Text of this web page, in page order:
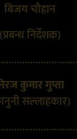
बिजय चौहान
(प्रबन्ध निर्देशक)
कुमार गुप्ता
सल्लाहकार)